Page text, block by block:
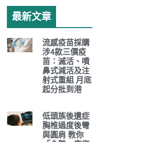
最新文章
流感疫苗採購
涉4款三價疫
苗：滅活、噴
鼻式減活及注
射式重組 月底
起分批到港
低頭族後遺症
胸椎過度後彎
與圓肩 教你